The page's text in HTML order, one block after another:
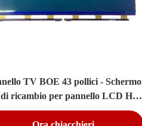
TV BOE 43 pollici - Schermo
ricambio per pannello LCD HV-
430FHB-N10